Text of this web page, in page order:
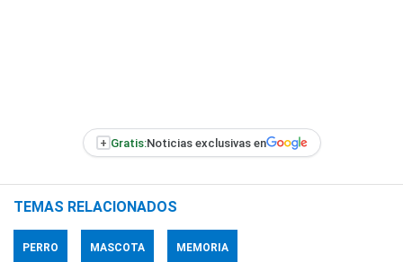
+ Gratis:Noticias exclusivas en
TEMAS RELACIONADOS
PERRO MASCOTA MEMORIA